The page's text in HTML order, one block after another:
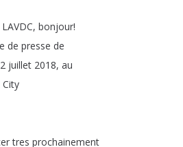
LAVDC, bonjour!
de presse de
juillet 2018, au
City
tres prochainement